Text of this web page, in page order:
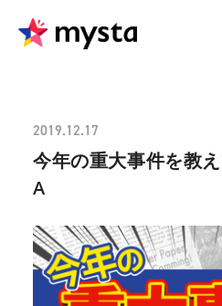
2019.12.17
今年の重大事件を教
A